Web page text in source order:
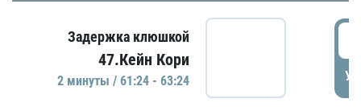
Задержка клюшкой
47.Кейн Кори
2 минуты / 61:24 - 63:24